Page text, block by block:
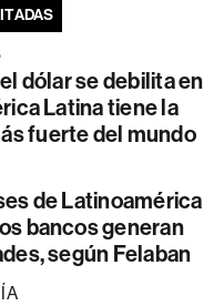
dólar se debilita en
Latina tiene la
fuerte del mundo
de Latinoamérica
bancos generan
según Felaban